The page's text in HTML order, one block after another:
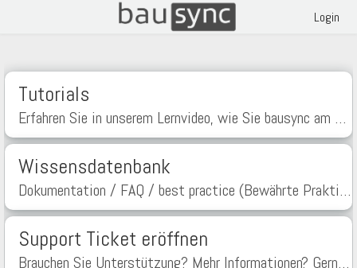
Login
Tutorials
Erfahren Sie in unserem Lernvideo, wie Sie bausync am besten nutzen.
Wissensdatenbank
Dokumentation / FAQ / best practice (Bewährte Praktiken)
Support Ticket eröffnen
Brauchen Sie Unterstützung? Mehr Informationen? Gerne sind wir für Sie da.